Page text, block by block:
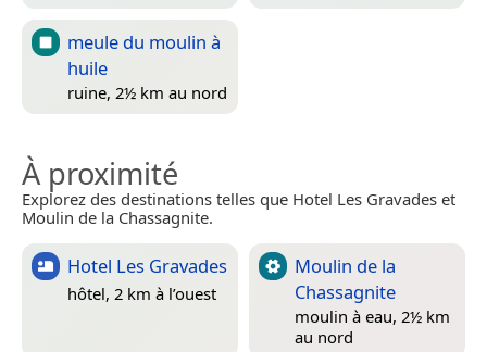
meule du moulin à
huile
ruine, 2½ km au nord
À proximité
Explorez des destinations telles que Hotel Les Gravades et
Moulin de la Chassagnite.
Hotel Les Gravades
hôtel, 2 km à l’ouest
Moulin de la
Chassagnite
moulin à eau, 2½ km
au nord